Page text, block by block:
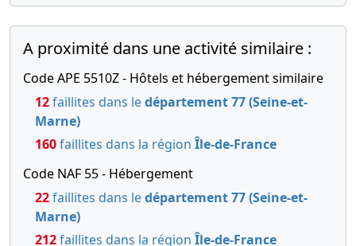
A proximité dans une activité similaire :
Code APE 5510Z - Hôtels et hébergement similaire
12faillites dans ledépartement 77 (Seine-et-
Marne)
160faillites dans la région Île-de-France
Code NAF 55 - Hébergement
22faillites dans ledépartement 77 (Seine-et-
Marne)
212faillites dans la région Île-de-France